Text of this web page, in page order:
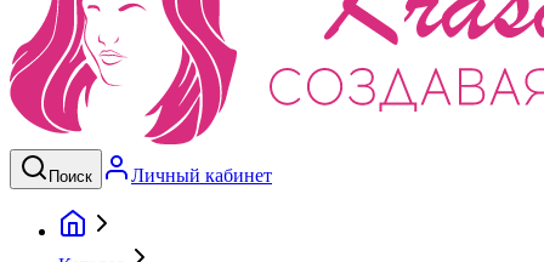
Поиск Личный кабинет